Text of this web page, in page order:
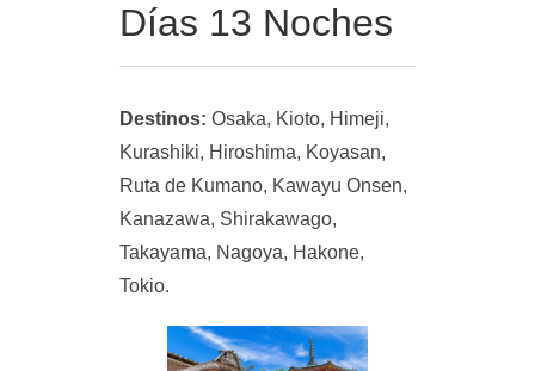
Días 13 Noches
Destinos: Osaka, Kioto, Himeji,
Kurashiki, Hiroshima, Koyasan,
Ruta de Kumano, Kawayu Onsen,
Kanazawa, Shirakawago,
Takayama, Nagoya, Hakone,
Tokio.